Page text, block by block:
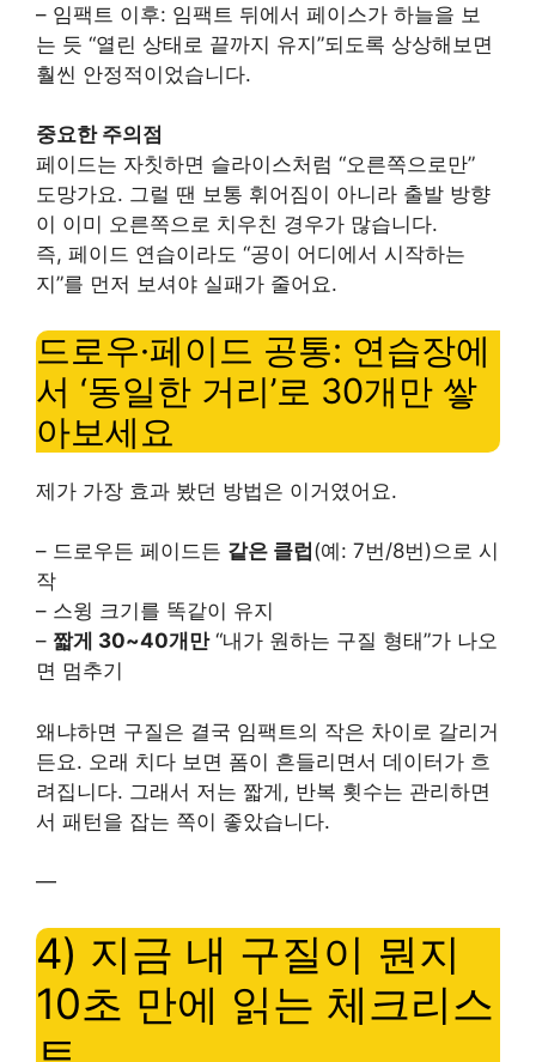
– 임팩트 이후: 임팩트 뒤에서 페이스가 하늘을 보
는 듯 “열린 상태로 끝까지 유지”되도록 상상해보면
훨씬 안정적이었습니다.
중요한 주의점
페이드는 자칫하면 슬라이스처럼 “오른쪽으로만”
도망가요. 그럴 땐 보통 휘어짐이 아니라 출발 방향
이 이미 오른쪽으로 치우친 경우가 많습니다.
즉, 페이드 연습이라도 “공이 어디에서 시작하는
지”를 먼저 보셔야 실패가 줄어요.
드로우·페이드 공통: 연습장에
서 ‘동일한 거리’로 30개만 쌓
아보세요
제가 가장 효과 봤던 방법은 이거였어요.
– 드로우든 페이드든 같은 클럽 (예: 7번/8번)으로 시
작
– 스윙 크기를 똑같이 유지
– 짧게 30~40개만“내가 원하는 구질 형태”가 나오
면 멈추기
왜냐하면 구질은 결국 임팩트의 작은 차이로 갈리거
든요. 오래 치다 보면 폼이 흔들리면서 데이터가 흐
려집니다. 그래서 저는 짧게, 반복 횟수는 관리하면
서 패턴을 잡는 쪽이 좋았습니다.
—
4) 지금 내 구질이 뭔지
10초 만에 읽는 체크리스